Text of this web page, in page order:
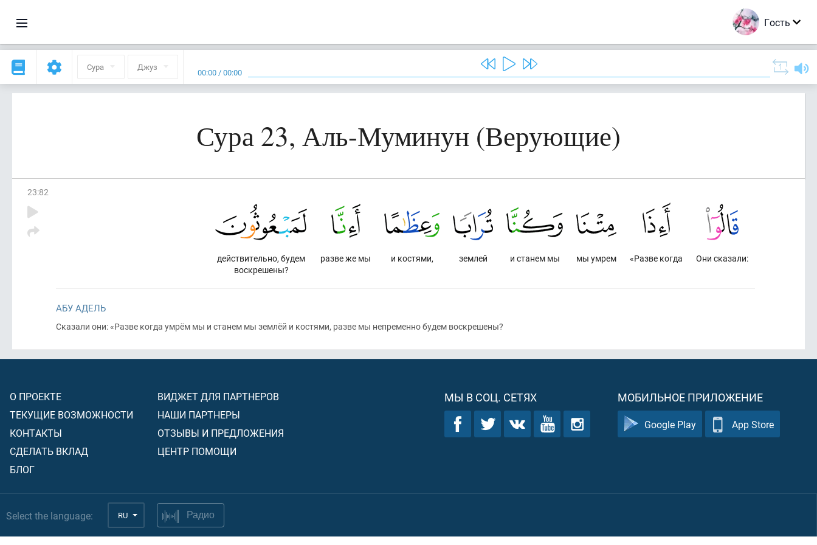
Гость
Сура Джуз 00:00 /00:00
Сура 23, Аль-Муминун (Верующие)
23:82
Они сказали:
«Разве когда
мы умрем
и станем мы
землей
и костями,
разве же мы
действительно, будем
воскрешены?
АБУ АДЕЛЬ
Сказали они: «Разве когда умрём мы и станем мы землёй и костями, разве мы непременно будем воскрешены?
О ПРОЕКТЕ
ТЕКУЩИЕ ВОЗМОЖНОСТИ
КОНТАКТЫ
СДЕЛАТЬ ВКЛАД
БЛОГ
ВИДЖЕТ ДЛЯ ПАРТНЕРОВ
НАШИ ПАРТНЕРЫ
ОТЗЫВЫ И ПРЕДЛОЖЕНИЯ
ЦЕНТР ПОМОЩИ
МЫ В СОЦ. СЕТЯХ МОБИЛЬНОЕ ПРИЛОЖЕНИЕ
Google Play App Store
Select the language: RU Радио